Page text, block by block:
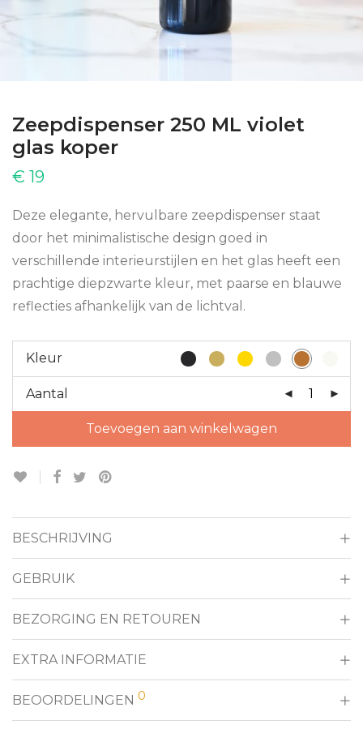
Zeepdispenser 250 ML violet
glas koper
€ 19
Deze elegante, hervulbare zeepdispenser staat
door het minimalistische design goed in
verschillende interieurstijlen en het glas heeft een
prachtige diepzwarte kleur, met paarse en blauwe
reflecties afhankelijk van de lichtval.
Kleur
Aantal
Toevoegen aan winkelwagen
BESCHRIJVING
GEBRUIK
BEZORGING EN RETOUREN
EXTRA INFORMATIE
BEOORDELINGEN 0